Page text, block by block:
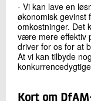
- Vi kan lave en
økonomisk gevinst
omkostninger. Det
være mere effektiv
driver for os for at
At vi kan tilbyde
Kort om